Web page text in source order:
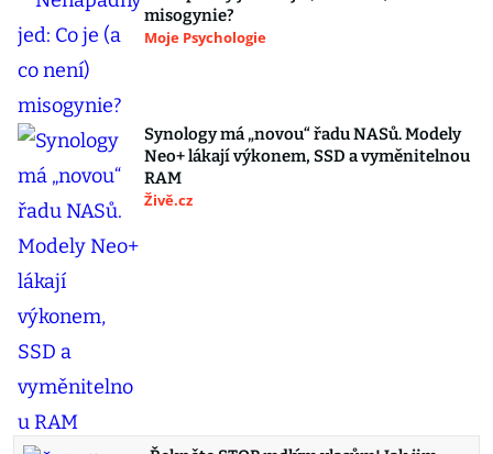
misogynie?
Moje Psychologie
Synology má „novou“ řadu NASů. Modely
Neo+ lákají výkonem, SSD a vyměnitelnou
RAM
Živě.cz